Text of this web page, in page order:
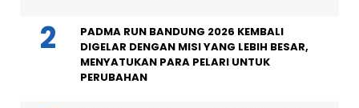
PADMA RUN BANDUNG 2026 KEMBALI
DIGELAR DENGAN MISI YANG LEBIH BESAR,
MENYATUKAN PARA PELARI UNTUK
PERUBAHAN